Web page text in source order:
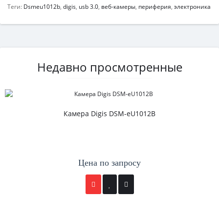
Теги: Dsmeu1012b, digis, usb 3.0, веб-камеры, периферия, электроника
Недавно просмотренные
Камера Digis DSM-eU1012B
Цена по запросу